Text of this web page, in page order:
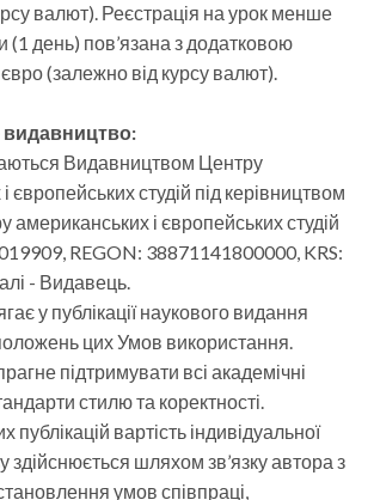
валют). Реєстрація на урок менше
(1 день) пов’язана з додатковою
(залежно від курсу валют).
видавництво:
Видавництвом Центру
європейських студій під керівництвом
американських і європейських студій
REGON: 38871141800000, KRS:
- Видавець.
у публікації наукового видання
цих Умов використання.
підтримувати всі академічні
стилю та коректності.
публікацій вартість індивідуальної
здійснюється шляхом зв’язку автора з
умов співпраці,